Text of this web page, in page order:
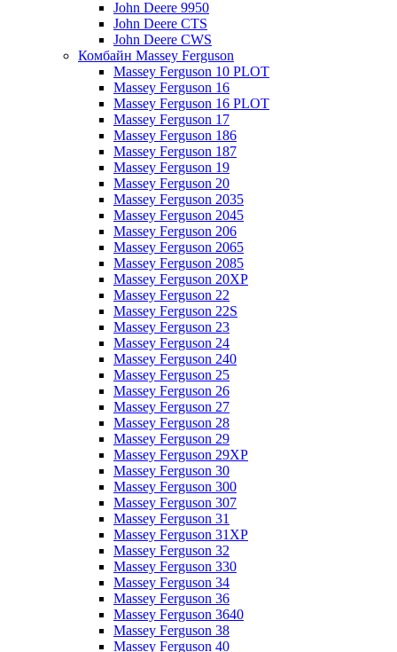
John Deere 9950
John Deere CTS
John Deere CWS
Комбайн Massey Ferguson
Massey Ferguson 10 PLOT
Massey Ferguson 16
Massey Ferguson 16 PLOT
Massey Ferguson 17
Massey Ferguson 186
Massey Ferguson 187
Massey Ferguson 19
Massey Ferguson 20
Massey Ferguson 2035
Massey Ferguson 2045
Massey Ferguson 206
Massey Ferguson 2065
Massey Ferguson 2085
Massey Ferguson 20XP
Massey Ferguson 22
Massey Ferguson 22S
Massey Ferguson 23
Massey Ferguson 24
Massey Ferguson 240
Massey Ferguson 25
Massey Ferguson 26
Massey Ferguson 27
Massey Ferguson 28
Massey Ferguson 29
Massey Ferguson 29XP
Massey Ferguson 30
Massey Ferguson 300
Massey Ferguson 307
Massey Ferguson 31
Massey Ferguson 31XP
Massey Ferguson 32
Massey Ferguson 330
Massey Ferguson 34
Massey Ferguson 36
Massey Ferguson 3640
Massey Ferguson 38
Massey Ferguson 40